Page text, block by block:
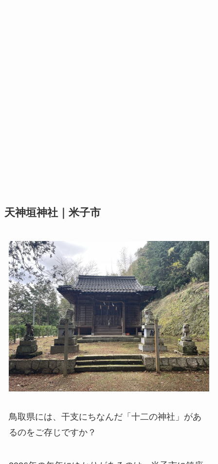
天神垣神社｜米子市
鳥取県には、干支にちなんだ「十二の神社」があ
るのをご存じですか？